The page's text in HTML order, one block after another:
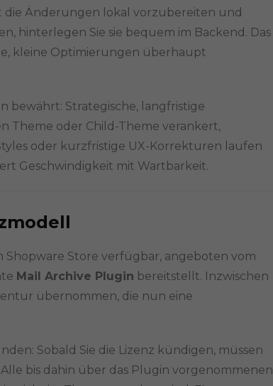
Änderungen lokal vorzubereiten und
hinterlegen Sie sie bequem im Backend. Das
kleine Optimierungen überhaupt
bewährt: Strategische, langfristige
Theme oder Child-Theme verankert,
oder kurzfristige UX-Korrekturen laufen
Geschwindigkeit mit Wartbarkeit.
Shopware Store verfügbar, angeboten vom
Mail Archive Plugin bereitstellt. Inzwischen
übernommen, die nun eine
Sobald Sie die Lizenz kündigen, müssen
bis dahin über das Plugin vorgenommenen